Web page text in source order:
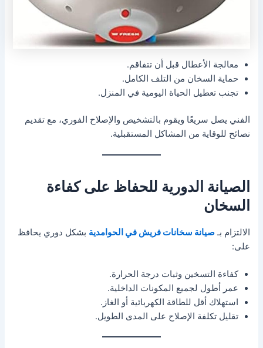
معالجة الأعطال قبل أن تتفاقم.
حماية السخان من التلف الكامل.
تجنب تعطيل الحياة اليومية في المنزل.
الفني يصل سريعًا ويقوم بالتشخيص والإصلاح الفوري، مع تقديم
نصائح للوقاية من المشاكل المستقبلية.
الصيانة الدورية للحفاظ على كفاءة
السخان
الالتزام بـصيانة سخانات فريش في الحوامدية بشكل دوري يحافظ
على:
كفاءة التسخين وثبات درجة الحرارة.
عمر أطول لجميع المكونات الداخلية.
استهلاك أقل للطاقة الكهربائية أو الغاز.
تقليل تكلفة الإصلاح على المدى الطويل.